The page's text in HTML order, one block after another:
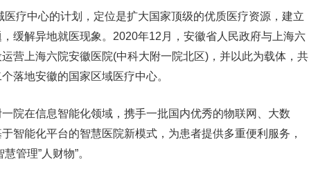
中心的计划，定位是扩大国家顶级的优质医疗资源，建立
缓解异地就医现象。2020年12月，安徽省人民政府与上海六
营上海六院安徽医院(中科大附一院北区)，并以此为载体，共
落地安徽的国家区域医疗中心。
在信息智能化领域，携手一批国内优秀的物联网、大数
智能化平台的智慧医院新模式，为患者提供多重便利服务，
管理”人财物”。